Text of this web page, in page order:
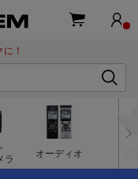
！
ラ
オーディオ